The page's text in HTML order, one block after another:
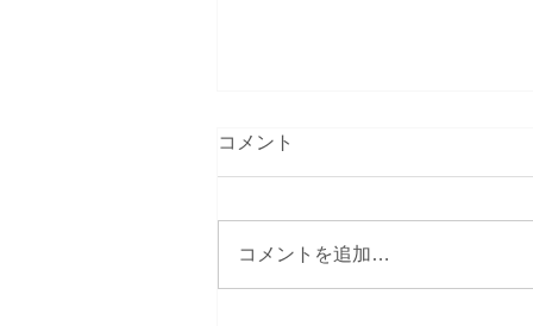
コメント
コメントを追加…